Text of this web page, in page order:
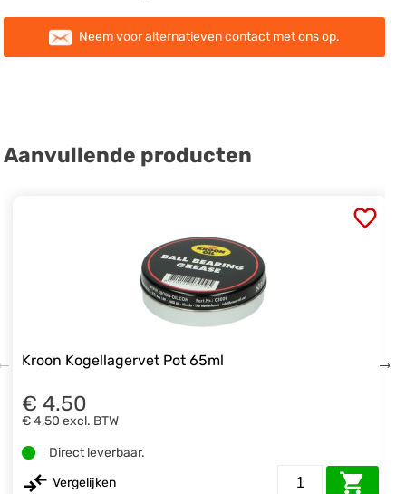
Neem voor alternatieven contact met ons op.
Aanvullende producten
Kroon Kogellagervet Pot 65ml
€ 4.50
€ 4,50 excl. BTW
Direct leverbaar.
Vergelijken